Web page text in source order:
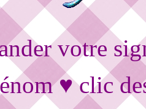
votre
♥ clic